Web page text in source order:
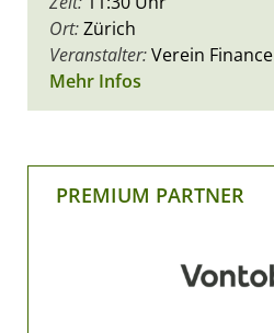
Ort:Zürich
Veranstalter:Verein
Mehr Infos
PREMIUM PARTNER